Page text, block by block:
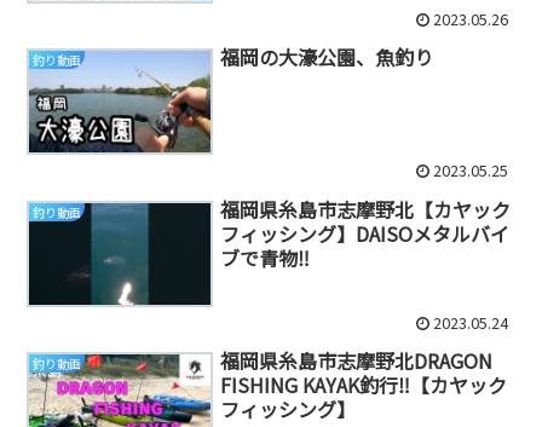
2023.05.26
釣り動画 福岡の大濠公園、魚釣り
2023.05.25
釣り動画
福岡県糸島市志摩野北【カヤック
フィッシング】DAISOメタルバイ
ブで青物‼️
2023.05.24
釣り動画
福岡県糸島市志摩野北DRAGON
FISHING KAYAK釣行‼️【カヤック
フィッシング】